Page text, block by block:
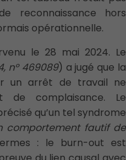
reconnaissance hors
opérationnelle.
le 28 mai 2024. Le
n° 469089) a jugé que la
un arrêt de travail ne
de complaisance. Le
qu’un tel syndrome
comportement fautif de
: le burn-out est